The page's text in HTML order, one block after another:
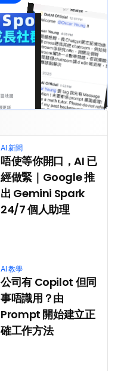
AI 新聞
唔使等你開口，AI 已
經做緊｜Google 推
出 Gemini Spark
24/7 個人助理
AI 教學
公司有 Copilot 但同
事唔識用？由
Prompt 開始建立正
確工作方法